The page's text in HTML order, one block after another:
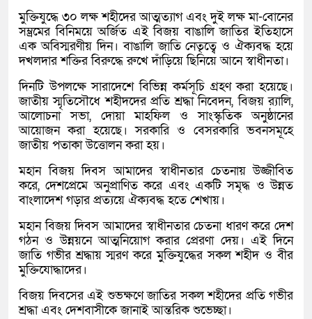
মুক্তিযুদ্ধে ৩০ লক্ষ শহীদের আত্মত্যাগ এবং দুই লক্ষ মা-বোনের
সম্ভ্রমের বিনিময়ে অর্জিত এই বিজয় বাঙালি জাতির ইতিহাসে
এক অবিস্মরণীয় দিন। বাঙালি জাতি নেতৃত্বে ও ঐক্যবদ্ধ হয়ে
দখলদার শক্তির বিরুদ্ধে রুখে দাঁড়িয়ে ছিনিয়ে আনে স্বাধীনতা।
দিনটি উপলক্ষে সারাদেশে বিভিন্ন কর্মসূচি গ্রহণ করা হয়েছে।
জাতীয় স্মৃতিসৌধে শহীদদের প্রতি শ্রদ্ধা নিবেদন, বিজয় র‍্যালি,
আলোচনা সভা, দোয়া মাহফিল ও সাংস্কৃতিক অনুষ্ঠানের
আয়োজন করা হয়েছে। সরকারি ও বেসরকারি ভবনসমূহে
জাতীয় পতাকা উত্তোলন করা হয়।
মহান বিজয় দিবস আমাদের স্বাধীনতার চেতনায় উজ্জীবিত
করে, দেশপ্রেমে অনুপ্রাণিত করে এবং একটি সমৃদ্ধ ও উন্নত
বাংলাদেশ গড়ার প্রত্যয়ে ঐক্যবদ্ধ হতে শেখায়।
মহান বিজয় দিবস আমাদের স্বাধীনতার চেতনা ধারণ করে দেশ
গঠন ও উন্নয়নে আত্মনিয়োগ করার প্রেরণা দেয়। এই দিনে
জাতি গভীর শ্রদ্ধায় স্মরণ করে মুক্তিযুদ্ধের সকল শহীদ ও বীর
মুক্তিযোদ্ধাদের।
বিজয় দিবসের এই শুভক্ষণে জাতির সকল শহীদের প্রতি গভীর
শ্রদ্ধা এবং দেশবাসীকে জানাই আন্তরিক শুভেচ্ছা।